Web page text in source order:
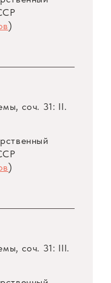
)
соч. 31: II.
)
соч. 31: III.